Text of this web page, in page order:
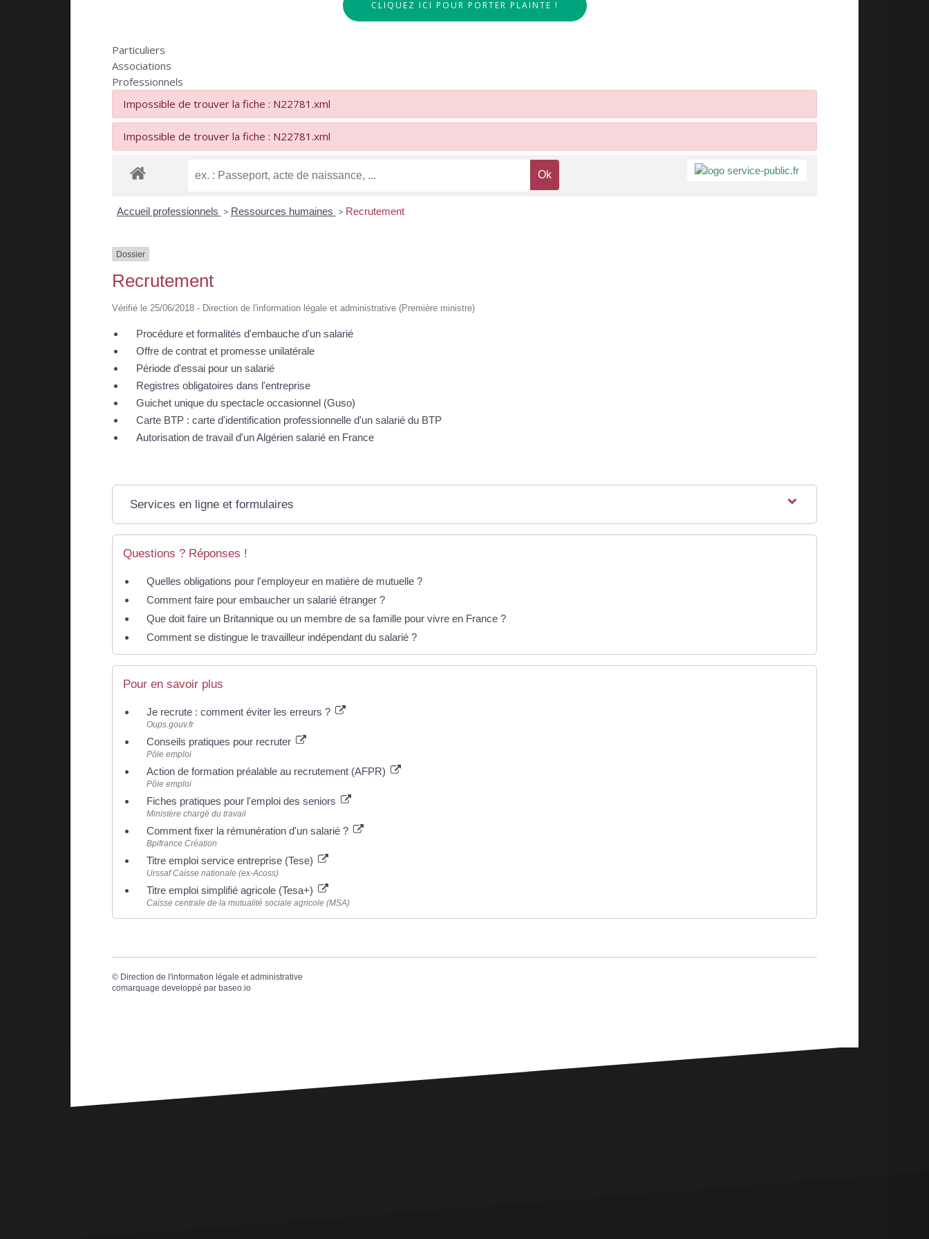
CLIQUEZ ICI POUR PORTER PLAINTE !
Particuliers
Associations
Professionnels
Impossible de trouver la fiche : N22781.xml
Impossible de trouver la fiche : N22781.xml
Accueil professionnels > Ressources humaines > Recrutement
Dossier
Recrutement
Vérifié le 25/06/2018 - Direction de l'information légale et administrative (Première ministre)
Procédure et formalités d'embauche d'un salarié
Offre de contrat et promesse unilatérale
Période d'essai pour un salarié
Registres obligatoires dans l'entreprise
Guichet unique du spectacle occasionnel (Guso)
Carte BTP : carte d'identification professionnelle d'un salarié du BTP
Autorisation de travail d'un Algérien salarié en France
Services en ligne et formulaires
Questions ? Réponses !
Quelles obligations pour l'employeur en matière de mutuelle ?
Comment faire pour embaucher un salarié étranger ?
Que doit faire un Britannique ou un membre de sa famille pour vivre en France ?
Comment se distingue le travailleur indépendant du salarié ?
Pour en savoir plus
Je recrute : comment éviter les erreurs ?
Oups.gouv.fr
Conseils pratiques pour recruter
Pôle emploi
Action de formation préalable au recrutement (AFPR)
Pôle emploi
Fiches pratiques pour l'emploi des seniors
Ministère chargé du travail
Comment fixer la rémunération d'un salarié ?
Bpifrance Création
Titre emploi service entreprise (Tese)
Urssaf Caisse nationale (ex-Acoss)
Titre emploi simplifié agricole (Tesa+)
Caisse centrale de la mutualité sociale agricole (MSA)
© Direction de l'information légale et administrative
comarquage developpé par baseo.io